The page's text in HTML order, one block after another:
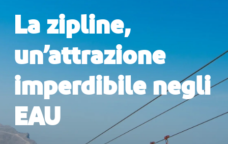
Pianifica il viaggio
Ricerca
La zipline,
un’attrazione
imperdibile negli
EAU